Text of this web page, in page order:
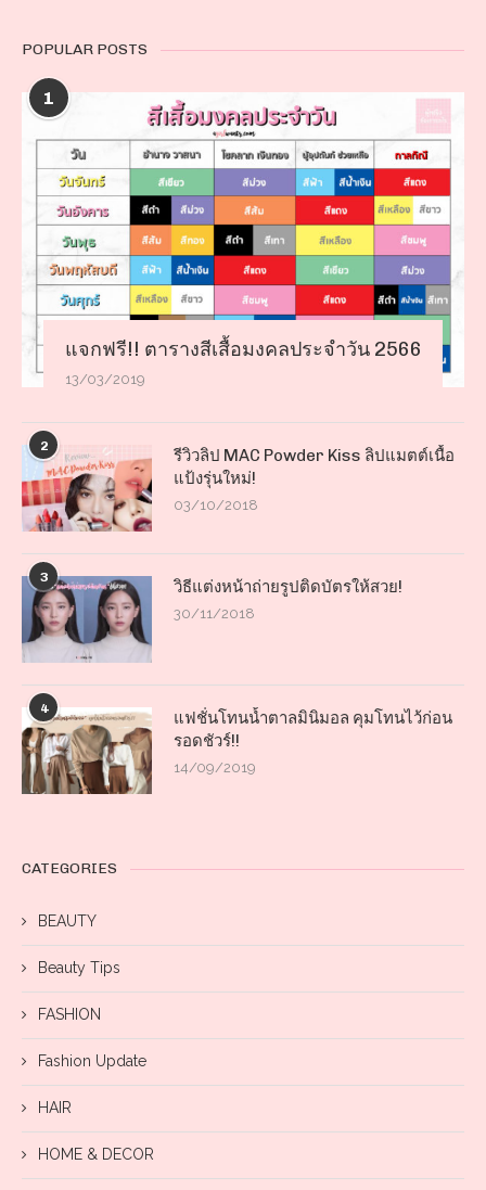
POPULAR POSTS
1
แจกฟรี!! ตารางสีเสื้อมงคลประจำวัน 2566
13/03/2019
2
รีวิวลิป MAC Powder Kiss ลิปแมตต์เนื้อ
แป้งรุ่นใหม่!
03/10/2018
3 วิธีแต่งหน้าถ่ายรูปติดบัตรให้สวย!
30/11/2018
4
แฟชั่นโทนน้ำตาลมินิมอล คุมโทนไว้ก่อน
รอดชัวร์!!
14/09/2019
CATEGORIES
BEAUTY
Beauty Tips
FASHION
Fashion Update
HAIR
HOME & DECOR